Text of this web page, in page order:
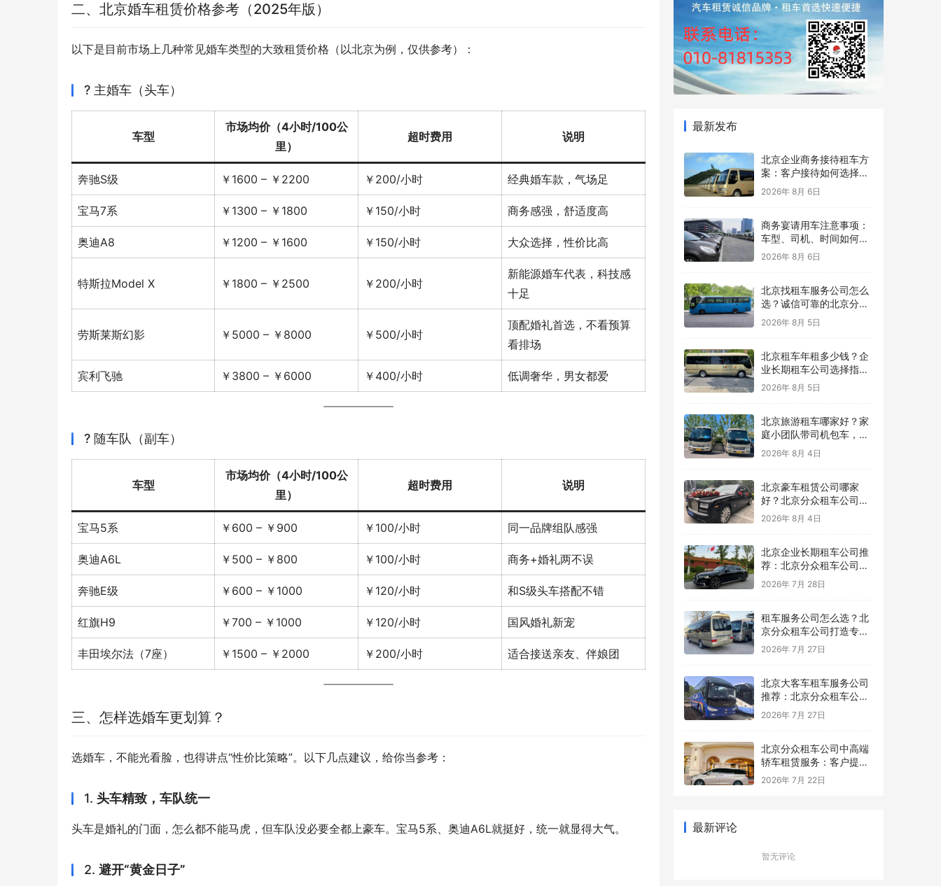
二、北京婚车租赁价格参考（2025年版）
以下是目前市场上几种常见婚车类型的大致租赁价格（以北京为例，仅供参考）：
? 主婚车（头车）
车型
市场均价（4小时/100公
里）
超时费用 说明
奔驰S级 ￥1600 – ￥2200 ￥200/小时 经典婚车款，气场足
宝马7系 ￥1300 – ￥1800 ￥150/小时 商务感强，舒适度高
奥迪A8 ￥1200 – ￥1600 ￥150/小时 大众选择，性价比高
特斯拉Model X ￥1800 – ￥2500 ￥200/小时
新能源婚车代表，科技感
十足
劳斯莱斯幻影 ￥5000 – ￥8000 ￥500/小时
顶配婚礼首选，不看预算
看排场
宾利飞驰 ￥3800 – ￥6000 ￥400/小时 低调奢华，男女都爱
? 随车队（副车）
车型
市场均价（4小时/100公
里）
超时费用 说明
宝马5系 ￥600 – ￥900 ￥100/小时 同一品牌组队感强
奥迪A6L ￥500 – ￥800 ￥100/小时 商务+婚礼两不误
奔驰E级 ￥600 – ￥1000 ￥120/小时 和S级头车搭配不错
红旗H9 ￥700 – ￥1000 ￥120/小时 国风婚礼新宠
丰田埃尔法（7座） ￥1500 – ￥2000 ￥200/小时 适合接送亲友、伴娘团
三、怎样选婚车更划算？
选婚车，不能光看脸，也得讲点“性价比策略”。以下几点建议，给你当参考：
1. 头车精致，车队统一
头车是婚礼的门面，怎么都不能马虎，但车队没必要全都上豪车。宝马5系、奥迪A6L就挺好，统一就显得大气。
2. 避开“黄金日子”
最新发布
北京企业商务接待租车方
案：客户接待如何选择车
型？
2026年 8月 6日
商务宴请用车注意事项：
车型、司机、时间如何安
排？
2026年 8月 6日
北京找租车服务公司怎么
选？诚信可靠的北京分众
租车公司，用真实案例保
障每一次出行
2026年 8月 5日
北京租车年租多少钱？企
业长期租车公司选择指
南，北京分众租车公司提
供灵活用车方案
2026年 8月 5日
北京旅游租车哪家好？家
庭小团队带司机包车，让
北京旅行更轻松
2026年 8月 4日
北京豪车租赁公司哪家
好？北京分众租车公司提
供高品质商务豪车出行服
2026年 8月 4日
北京企业长期租车公司推
荐：北京分众租车公司提
供稳定高效的企业用车方
2026年 7月 28日
租车服务公司怎么选？北
京分众租车公司打造专业
可靠的用车服务平台
2026年 7月 27日
北京大客车租车服务公司
推荐：北京分众租车公司
为团队出行提供专业保障
2026年 7月 27日
北京分众租车公司中高端
轿车租赁服务：客户提案
与广告拍摄用车推荐，车
型新更有品质
2026年 7月 22日
最新评论
暂无评论